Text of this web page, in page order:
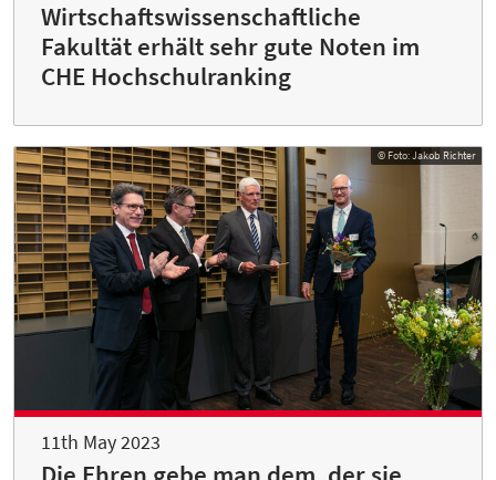
Wirtschaftswissenschaftliche
Fakultät erhält sehr gute Noten im
CHE Hochschulranking
© Foto: Jakob Richter
11th May 2023